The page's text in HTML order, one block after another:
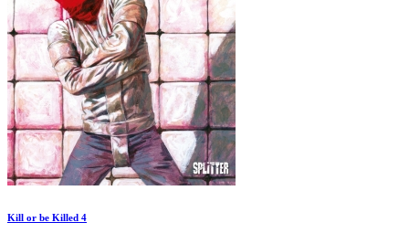
Kill or be Killed 4